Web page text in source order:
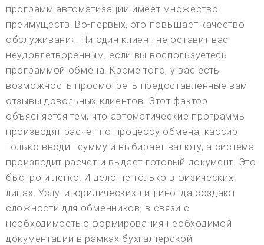
программ автоматизации имеет множество
преимуществ. Во-первых, это повышает качество
обслуживания. Ни один клиент не оставит вас
неудовлетворенным, если вы воспользуетесь
программой обмена. Кроме того, у вас есть
возможность просмотреть предоставленные вам
отзывы довольных клиентов. Этот фактор
объясняется тем, что автоматические программы
производят расчет по процессу обмена, кассир
только вводит сумму и выбирает валюту, а система
производит расчет и выдает готовый документ. Это
быстро и легко. И дело не только в физических
лицах. Услуги юридических лиц иногда создают
сложности для обменников, в связи с
необходимостью формирования необходимой
документации в рамках бухгалтерской